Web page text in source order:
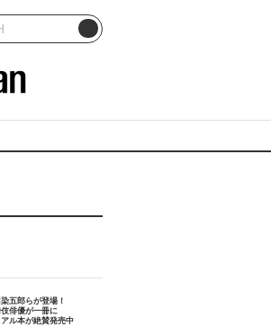
五郎らが登場！
俳優が一冊に
ル本が絶賛発売中